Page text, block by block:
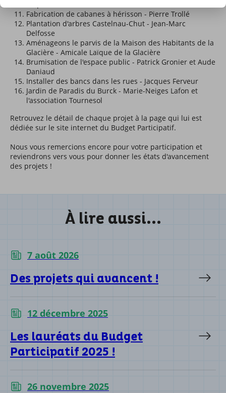
Fabrication de cabanes à hérisson - Pierre Trollé
Plantation d'arbres Castelnau-Chut - Jean-Marc
Delfosse
Aménageons le parvis de la Maison des Habitants de la
Glacière - Amicale Laïque de la Glacière
Brumisation de l'espace public - Patrick Gronier et Aude
Daniaud
Installer des bancs dans les rues - Jacques Ferveur
Jardin de Paradis du Burck - Marie-Neiges Lafon et
l'association Tournesol
Retrouvez le détail de chaque projet à la page qui lui est
dédiée sur le site internet du Budget Participatif.
Nous vous remercions encore pour votre participation et
reviendrons vers vous pour donner les états d'avancement
des projets !
À lire aussi...
7 août 2026
Des projets qui avancent !
12 décembre 2025
Les lauréats du Budget
Participatif 2025 !
26 novembre 2025